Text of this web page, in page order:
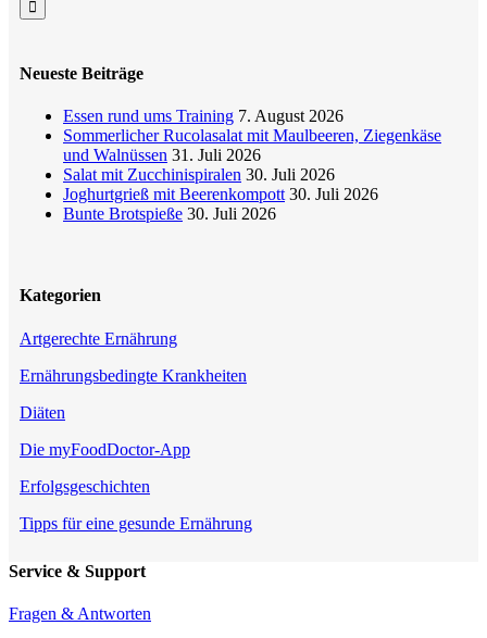
Neueste Beiträge
Essen rund ums Training 7. August 2026
Sommerlicher Rucolasalat mit Maulbeeren, Ziegenkäse
und Walnüssen 31. Juli 2026
Salat mit Zucchinispiralen 30. Juli 2026
Joghurtgrieß mit Beerenkompott 30. Juli 2026
Bunte Brotspieße 30. Juli 2026
Kategorien
Artgerechte Ernährung
Ernährungsbedingte Krankheiten
Diäten
Die myFoodDoctor-App
Erfolgsgeschichten
Tipps für eine gesunde Ernährung
Service & Support
Fragen & Antworten